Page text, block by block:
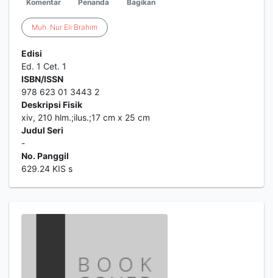
Komentar Penanda Bagikan
Muh. Nur Eli Brahim
Edisi
Ed. 1 Cet. 1
ISBN/ISSN
978 623 01 3443 2
Deskripsi Fisik
xiv, 210 hlm.;ilus.;17 cm x 25 cm
Judul Seri
-
No. Panggil
629.24 KIS s